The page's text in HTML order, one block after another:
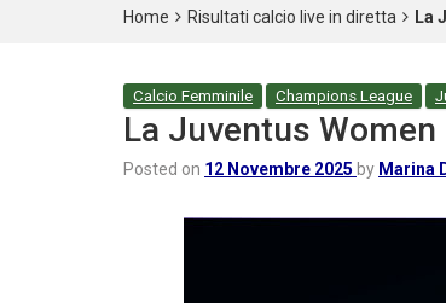
Home Risultati calcio live in diretta La
Calcio Femminile Champions League
La Juventus
Posted on 12 Novembre 2025 by Marina